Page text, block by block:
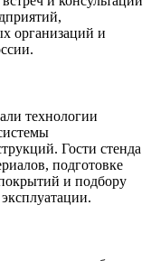
организаций и
технологии
Гости стенда
подготовке
и подбору